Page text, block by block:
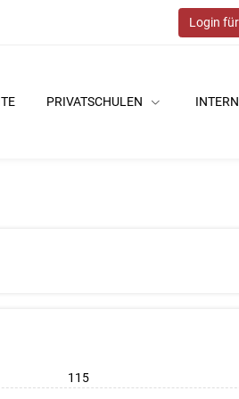
Login
PRIVATSCHULEN
115